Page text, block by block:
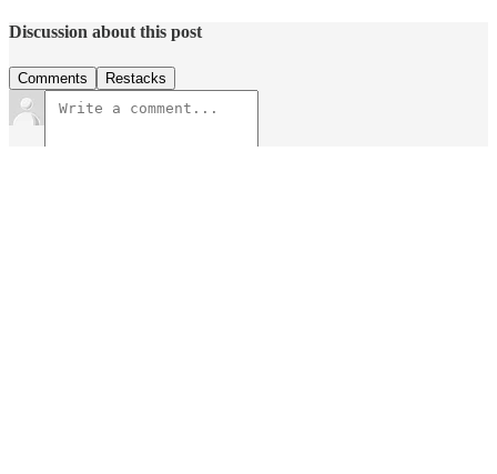
Discussion about this post
Comments Restacks